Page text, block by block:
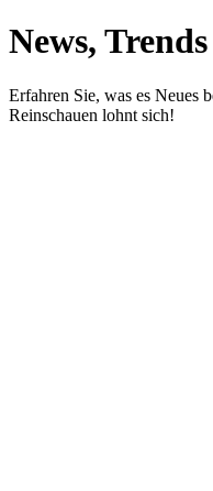
News,
Erfahren Sie, was es Neues
Reinschauen lohnt sich!